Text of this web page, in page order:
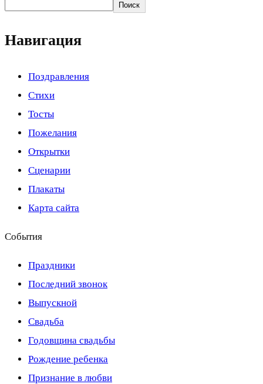
Поиск
Навигация
Поздравления
Стихи
Тосты
Пожелания
Открытки
Сценарии
Плакаты
Карта сайта
События
Праздники
Последний звонок
Выпускной
Свадьба
Годовщина свадьбы
Рождение ребенка
Признание в любви